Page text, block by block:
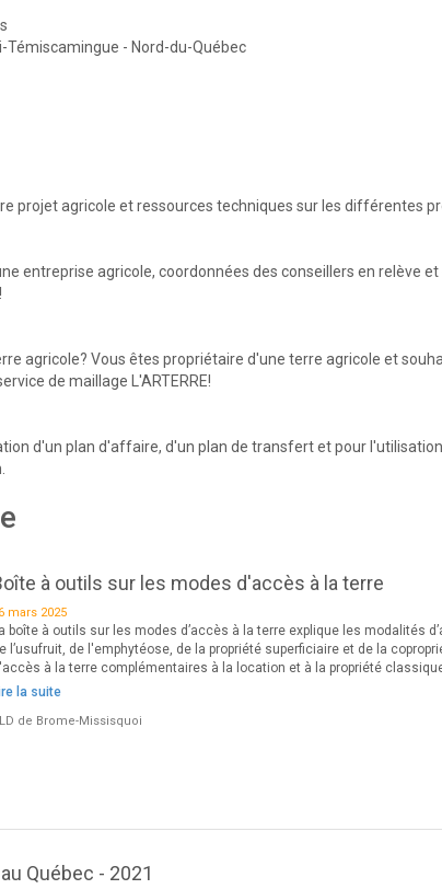
Témiscamingue - Nord-du-Québec
projet agricole et ressources techniques sur les différentes
entreprise agricole, coordonnées des conseillers en relève
agricole? Vous êtes propriétaire d'une terre agricole et
de maillage L'ARTERRE!
d'un plan d'affaire, d'un plan de transfert et pour
à outils sur les modes d'accès à la terre
mars 2025
boîte à outils sur les modes d’accès à la terre explique les modalités
l’usufruit, de l'emphytéose, de la propriété superficiaire et de la
à la terre complémentaires à la location et à la propriété
la suite
de Brome-Missisquoi
Québec - 2021